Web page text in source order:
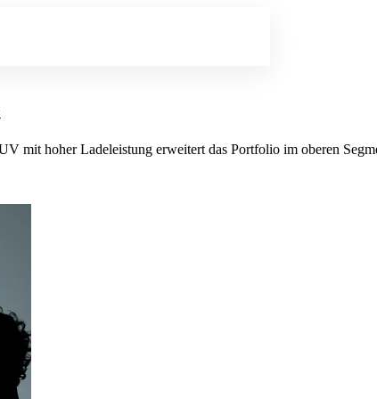
mit hoher Ladeleistung erweitert das Portfolio im oberen